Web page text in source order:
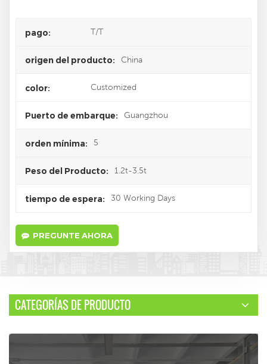
pago: T/T
origen del producto: China
color: Customized
Puerto de embarque: Guangzhou
orden mínima: 5
Peso del Producto: 1.2t-3.5t
tiempo de espera: 30 Working Days
PREGUNTE AHORA
CATEGORÍAS DE PRODUCTO